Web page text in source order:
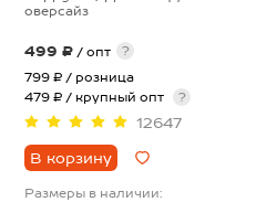
оверсайз
499 ₽ / опт
?
799 ₽ / розница
479 ₽ / крупный опт
?
12647
В корзину
Размеры в наличии: